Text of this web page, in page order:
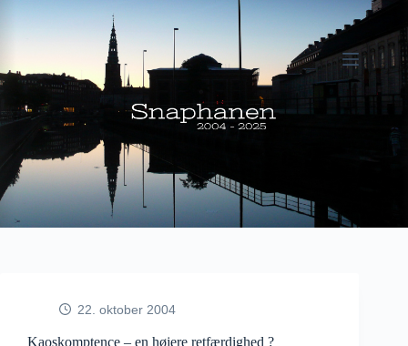
22. oktober 2004
Kaoskomptence – en højere retfærdighed ?